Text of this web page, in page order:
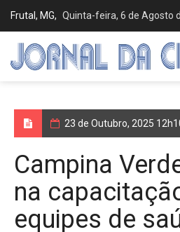
Frutal, MG, Quinta-feira, 6 de Agosto
23 de Outubro, 2025
Campina
na
equipes de